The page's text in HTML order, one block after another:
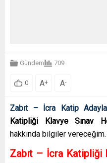
Gündem 709
0 A+ A-
Zabıt – İcra Katip
Katipliği Klavye Sınav
hakkında bilgiler vereceğim.
Zabıt – İcra Katipliği